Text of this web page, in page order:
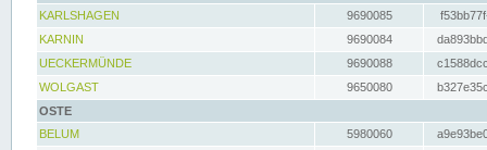
KARLSHAGEN
9690085
KARNIN
9690084
UECKERMÜNDE
9690088
WOLGAST
9650080
OSTE
BELUM
5980060